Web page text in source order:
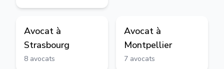
Avocat à
Strasbourg
8 avocats
Avocat à
Montpellier
7 avocats